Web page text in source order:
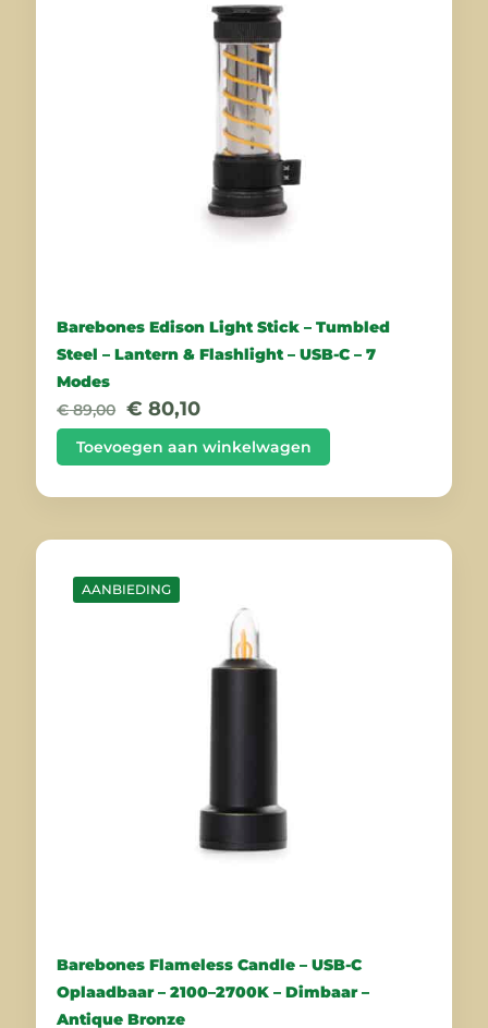
Barebones Edison Light Stick – Tumbled
Steel – Lantern & Flashlight – USB-C – 7
Modes
€89,00 Oorspronkelijke
prijs
was:
€ 89,00.
€ 80,10Huidige
prijs
is:
€ 80,10.
Toevoegen aan winkelwagen
AANBIEDING
Barebones Flameless Candle – USB-C
Oplaadbaar – 2100–2700K – Dimbaar –
Antique Bronze